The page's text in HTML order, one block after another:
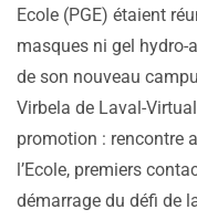
Ecole (PGE) étaient
masques ni gel
de son nouveau
Virbela de Laval-
promotion : rencontre
l’Ecole, premiers
démarrage du défi de